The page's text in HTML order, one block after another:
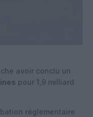
avoir conclu un
pour 1,9 milliard
réglementaire